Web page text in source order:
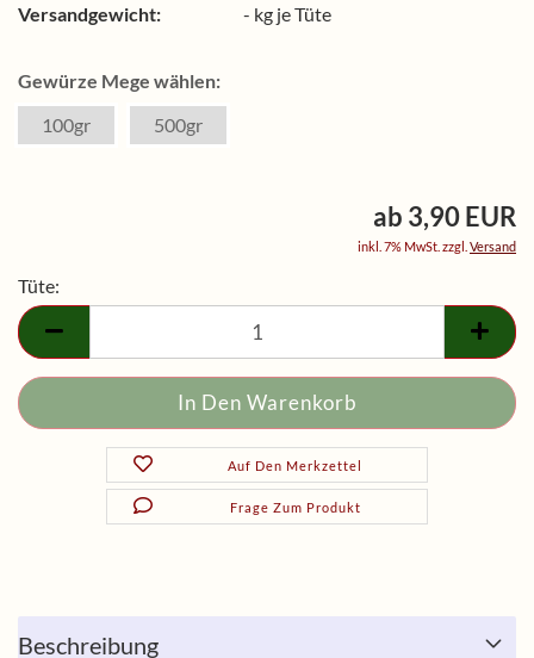
Versandgewicht: - kg je Tüte
Gewürze Mege wählen:
100gr
500gr
ab 3,90 EUR
inkl. 7% MwSt. zzgl. Versand
Tüte:
Tüte
Auf Den Merkzettel
Frage Zum Produkt
Beschreibung